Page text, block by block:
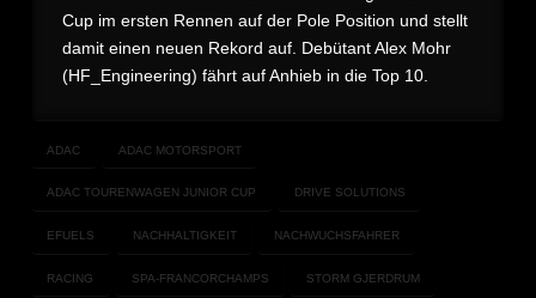
Cup im ersten Rennen auf der Pole Position und stellt
damit einen neuen Rekord auf. Debütant Alex Mohr
(HF_Engineering) fährt auf Anhieb in die Top 10.
ADAC ADAC MOTORSPORT
ADAC TOURENWAGEN JUNIOR CUP DRIVE SOLUTIONS
EFUELS NACHHALTIGKEIT NACHWUCHSFAHRER
RACING SPA-FRANCORCHAMPS STORM GJERDRUM